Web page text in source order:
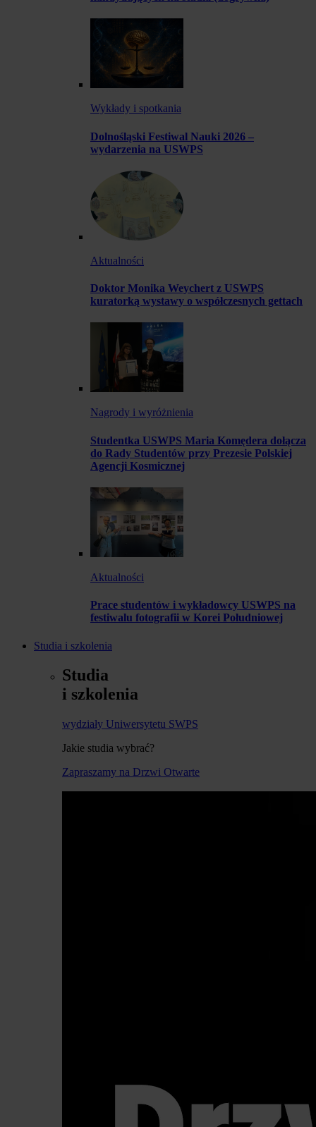
Wykłady i spotkania
Dolnośląski Festiwal Nauki 2026 –
wydarzenia na USWPS
Aktualności
Doktor Monika Weychert z USWPS
kuratorką wystawy o współczesnych gettach
Nagrody i wyróżnienia
Studentka USWPS Maria Komędera dołącza
do Rady Studentów przy Prezesie Polskiej
Agencji Kosmicznej
Aktualności
Prace studentów i wykładowcy USWPS na
festiwalu fotografii w Korei Południowej
Studia i szkolenia
Studia
i szkolenia
wydziały Uniwersytetu SWPS
Jakie studia wybrać?
Zapraszamy na Drzwi Otwarte